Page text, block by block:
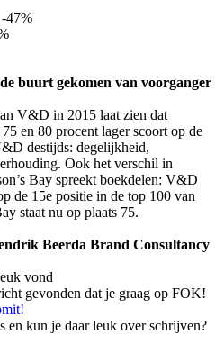
47%
buurt gekomen van voorganger
V&D in 2015 laat zien dat
en 80 procent lager scoort op de
destijds: degelijkheid,
Ook het verschil in
Bay spreekt boekdelen: V&D
de 15e positie in de top 100 van
staat nu op plaats 75.
Beerda Brand Consultancy
vond
gevonden dat je graag op FOK!
en kun je daar leuk over schrijven?